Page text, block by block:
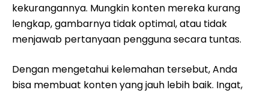
kekurangannya. Mungkin konten mereka kurang
lengkap, gambarnya tidak optimal, atau tidak
menjawab pertanyaan pengguna secara tuntas.
Dengan mengetahui kelemahan tersebut, Anda
bisa membuat konten yang jauh lebih baik. Ingat,